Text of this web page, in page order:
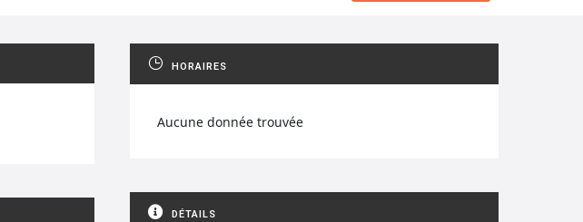
HORAIRES
Aucune donnée trouvée
DÉTAILS